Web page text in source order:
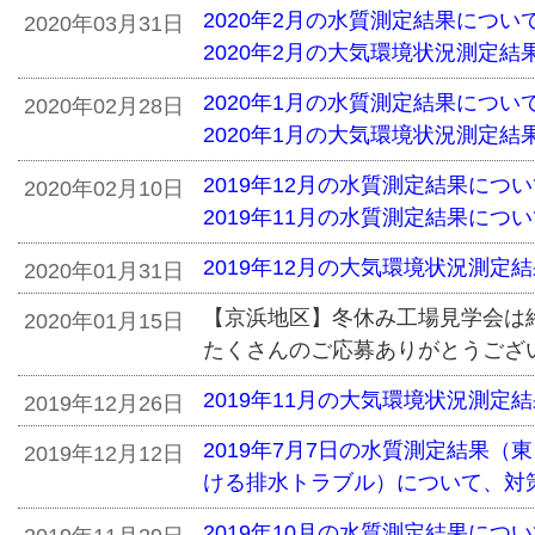
2020年03月31日
2020年2月の水質測定結果につい
2020年2月の大気環境状況測定結
2020年02月28日
2020年1月の水質測定結果につい
2020年1月の大気環境状況測定結
2020年02月10日
2019年12月の水質測定結果につ
2019年11月の水質測定結果につ
2020年01月31日 2019年12月の大気環境状況測定
2020年01月15日
【京浜地区】冬休み工場見学会
たくさんのご応募ありがとうござ
2019年12月26日 2019年11月の大気環境状況測定
2019年12月12日
2019年7月7日の水質測定結果（
ける排水トラブル）について、